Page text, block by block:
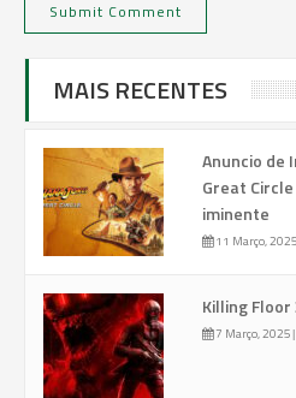
MAIS RECENTES
Anuncio de
Great
iminente
11 Março, 2025
Killing
7 Março, 2025|